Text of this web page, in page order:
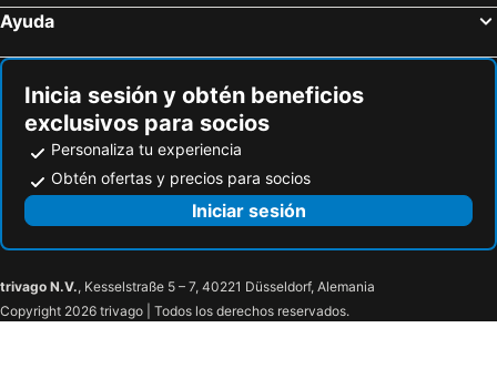
Ayuda
Inicia sesión y obtén beneficios
exclusivos para socios
Personaliza tu experiencia
Obtén ofertas y precios para socios
Iniciar sesión
trivago N.V., Kesselstraße 5 – 7, 40221 Düsseldorf, Alemania
Copyright 2026 trivago | Todos los derechos reservados.